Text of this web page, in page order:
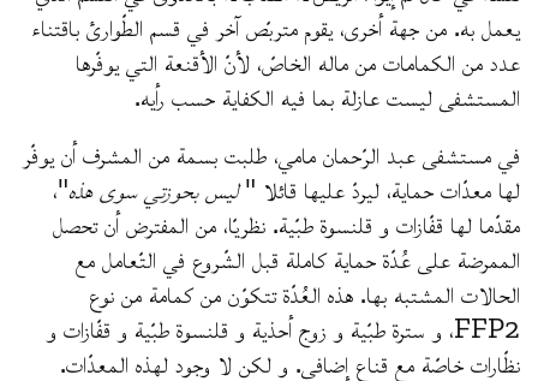
يعمل به. من جهة أخرى، يقوم متربّص آخر في قسم الطّوارئ باقتناء
عدد من الكمامات من ماله الخاصّ، لأنّ الأقنعة التي يوفّرها
المستشفى ليست عازلة بما فيه الكفاية حسب رأيه.
في مستشفى عبد الرّحمان مامي، طلبت بسمة من المشرف أن يوفّر
لها معدّات حماية، ليردّ عليها قائلا "ليس بحوزتي سوى هذه"،
مقدّما لها قفّازات و قلنسوة طبّية. نظريّا، من المفترض أن تحصل
الممرضة على عُدّة حماية كاملة قبل الشّروع في التّعامل مع
الحالات المشتبه بها. هذه العُدّة تتكوّن من كمامة من نوع
FFP2، و سترة طبّية و زوج أحذية و قلنسوة طبّية و قفّازات و
نظّارات خاصّة مع قناع إضافي. و لكن لا وجود لهذه المعدّات.